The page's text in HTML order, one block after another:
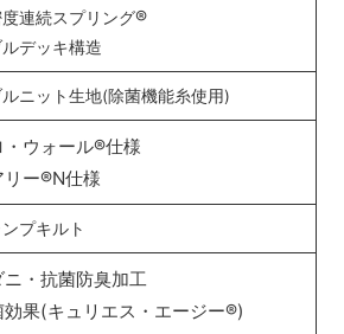
連続スプリング®
ルデッキ構造
ルニット生地(除菌機能糸使用)
・ウォール®仕様
リー®N仕様
プキルト
ニ・抗菌防臭加工
効果(キュリエス・エージー®)